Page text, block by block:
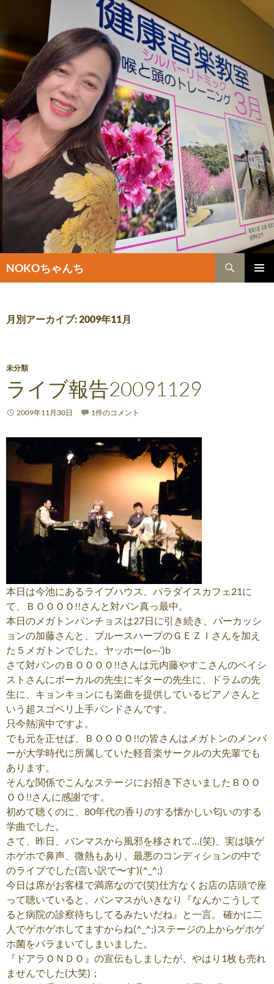
NOKOちゃんち
索
ン
キ
ッ
月別アーカイブ: 2009年11月
未分類
ライブ報告20091129
2009年11月30日 1件のコメント
本日は今池にあるライブハウス、パラダイスカフェ21に
て、ＢＯＯＯＯ!!さんと対バン真っ最中。
本日のメガトンパンチョスは27日に引き続き、パーカッシ
ョンの加藤さんと、ブルースハープのＧＥＺＩさんを加え
た５メガトンでした。ヤッホー(o~-‘)b
さて対バンのＢＯＯＯＯ!!さんは元内藤やすこさんのベイシ
ストさんにボーカルの先生にギターの先生に、ドラムの先
生に、キョンキョンにも楽曲を提供しているピアノさんと
いう超スゴベリ上手バンドさんです。
只今熱演中ですよ。
でも元を正せば、ＢＯＯＯＯ!!の皆さんはメガトンのメンバ
ーが大学時代に所属していた軽音楽サークルの大先輩でも
あります。
そんな関係でこんなステージにお招き下さいましたＢＯＯ
ＯＯ!!さんに感謝です。
初めて聴くのに、80年代の香りのする懐かしい匂いのする
学曲でした。
さて、昨日、バンマスから風邪を移されて…(笑)、実は咳ゲ
ホゲホで鼻声、微熱もあり、最悪のコンディションの中で
のライブでした(言い訳で〜す)(^_^;)
今日は席がお客様で満席なので(笑)仕方なくお店の店頭で座
って聴いていると、バンマスがいきなり『なんかこうして
ると病院の診察待ちしてるみたいだね』と一言。 確かに二
人でゲホゲホしてますからね(^_^;)ステージの上からゲホゲ
ホ菌をバラまいてしまいました。
『ドアラＯＮＤＯ』の宣伝もしましたが、やはり1枚も売れ
ませんでした(大笑)；